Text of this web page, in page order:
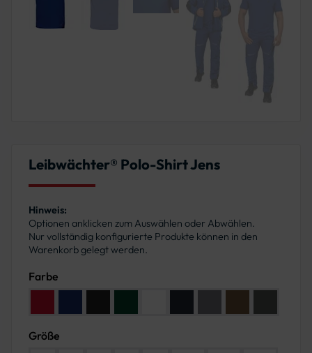
Leibwächter® Polo-Shirt Jens
Hinweis:
Optionen anklicken zum Auswählen oder Abwählen.
Nur vollständig konfigurierte Produkte können in den
Warenkorb gelegt werden.
Farbe
Größe